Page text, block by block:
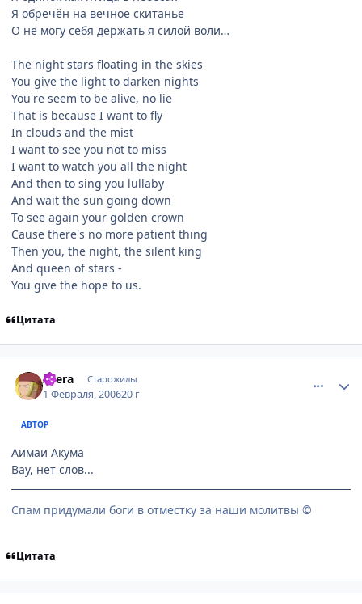
Я обречён на вечное скитанье
О не могу себя держать я силой воли…
The night stars floating in the skies
You give the light to darken nights
You're seem to be alive, no lie
That is because I want to fly
In clouds and the mist
I want to see you not to miss
I want to watch you all the night
And then to sing you lullaby
And wait the sun going down
To see again your golden crown
Cause there's no more patient thing
Then you, the night, the silent king
And queen of stars -
You give the hope to us.
Цитата
Atera Старожилы
1 Февраля, 200620 г
АВТОР
Аимаи Акума
Вау, нет слов...
Спам придумали боги в отместку за наши молитвы ©
Цитата